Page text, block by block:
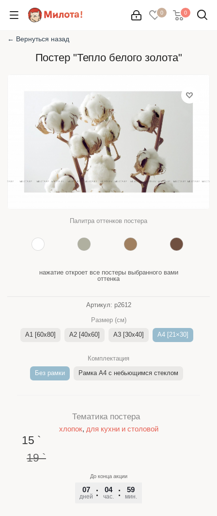
0 0
← Вернуться назад
Постер "Тепло белого золота"
Палитра оттенков постера
нажатие откроет все постеры выбранного вами
оттенка
Артикул: p2612
Размер (см)
A1 [60x80]
A2 [40x60] A3 [30x40] A4 [21×30]
Комплектация
Без рамки
Рамка A4 c небьющимся стеклом
Тематика постера
хлопок, для кухни и столовой
15 `
19`
До конца акции
07
дней
04
час.
59
мин.